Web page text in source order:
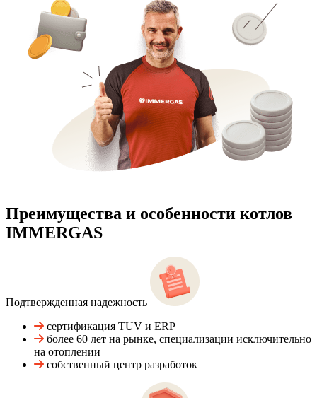
Преимущества и особенности котлов
IMMERGAS
Подтвержденная надежность
сертификация TUV и ERP
более 60 лет на рынке, специализации исключительно
на отоплении
собственный центр разработок